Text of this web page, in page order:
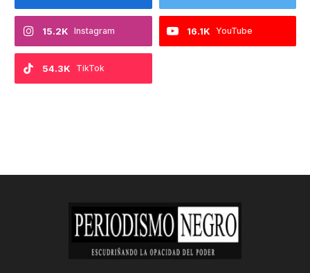
Instagram
15.2K YouTube
16.1K
TikTok
54.3K